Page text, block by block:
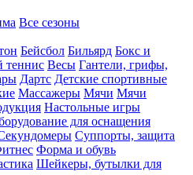
Все сезоны
Бейсбол Бильярд Бокс и
теннис Весы Гантели, грифы,
Дартс Детские спортивные
Массажеры Мячи Мячи
Настольные игры
для оснащения
Суппорты, защита
Форма и обувь
Шейкеры, бутылки для